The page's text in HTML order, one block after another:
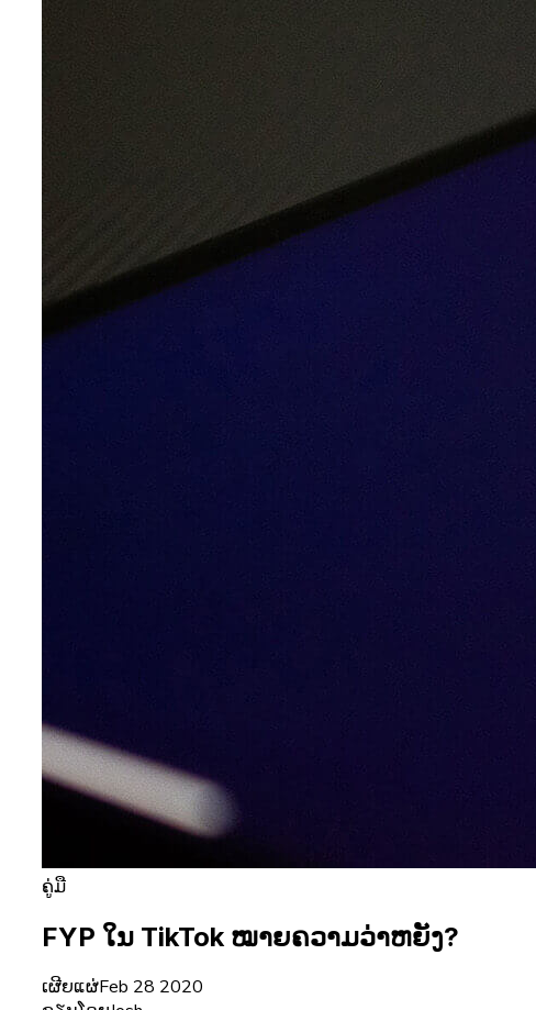
ຄູ່ມື
FYP ໃນ TikTok ໝາຍຄວາມວ່າຫຍັງ?
ເຜີຍແຜ່Feb 28 2020